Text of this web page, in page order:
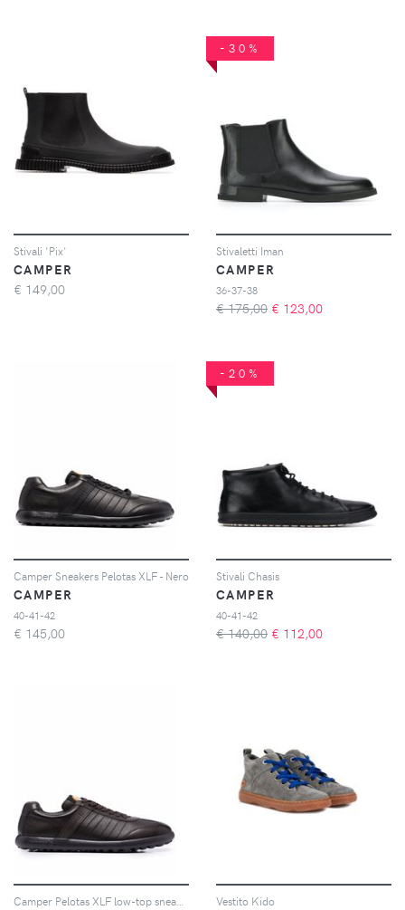
Stivali 'Pix'
CAMPER
€ 149,00
-30%
Stivaletti Iman
CAMPER
36-37-38
€ 175,00 € 123,00
Camper Sneakers Pelotas XLF - Nero
CAMPER
40-41-42
€ 145,00
-20%
Stivali Chasis
CAMPER
40-41-42
€ 140,00 € 112,00
Vestito Kido